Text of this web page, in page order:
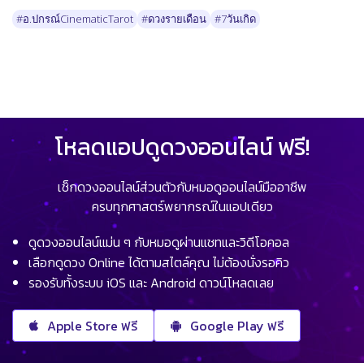
#อ.ปกรณ์CinematicTarot #ดวงรายเดือน #7วันเกิด
โหลดแอปดูดวงออนไลน์ ฟรี!
เช็กดวงออนไลน์ส่วนตัวกับหมอดูออนไลน์มืออาชีพ
ครบทุกศาสตร์พยากรณ์ในแอปเดียว
ดูดวงออนไลน์แม่น ๆ กับหมอดูผ่านแชทและวิดีโอคอล
เลือกดูดวง Online ได้ตามสไตล์คุณ ไม่ต้องนั่งรอคิว
รองรับทั้งระบบ iOS และ Android ดาวน์โหลดเลย
Apple Store ฟรี Google Play ฟรี